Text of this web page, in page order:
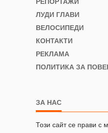
ЛУДИ ГЛАВИ
ВЕЛОСИПЕДИ
КОНТАКТИ
РЕКЛАМА
ПОЛИТИКА ЗА
ЗА НАС
Този сайт се прави с